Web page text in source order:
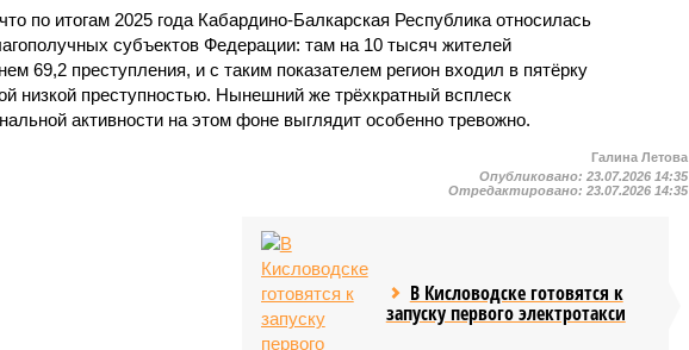
по итогам 2025 года Кабардино-Балкарская Республика относилась
субъектов Федерации: там на 10 тысяч жителей
69,2 преступления, и с таким показателем регион входил в пятёрку
низкой преступностью. Нынешний же трёхкратный всплеск
активности на этом фоне выглядит особенно тревожно.
Галина Летова
Опубликовано:23.07.2026 14:35
Отредактировано:23.07.2026 14:35
В Кисловодске готовятся к
запуску первого электротакси